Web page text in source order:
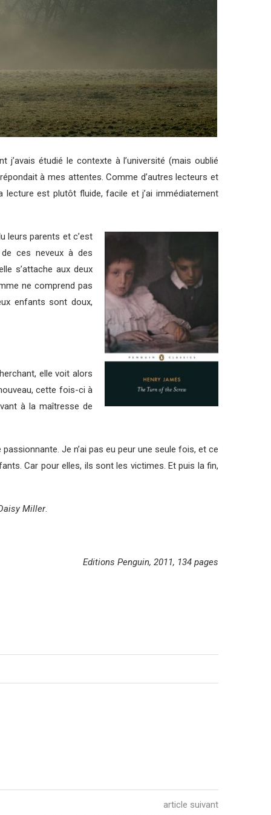
j’avais étudié le contexte à l’université (mais oublié
à mes attentes. Comme d’autres lecteurs et
est plutôt fluide, facile et j’ai immédiatement
leurs parents et c’est
ces neveux à des
s’attache aux deux
ne comprend pas
enfants sont doux,
elle voit alors
cette fois-ci à
à la maîtresse de
Je n’ai pas eu peur une seule fois, et ce
Car pour elles, ils sont les victimes. Et puis la fin,
Miller.
Editions Penguin, 2011, 134 pages
article suivant